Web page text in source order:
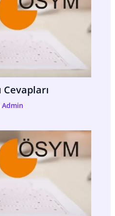
Cevapları
Admin